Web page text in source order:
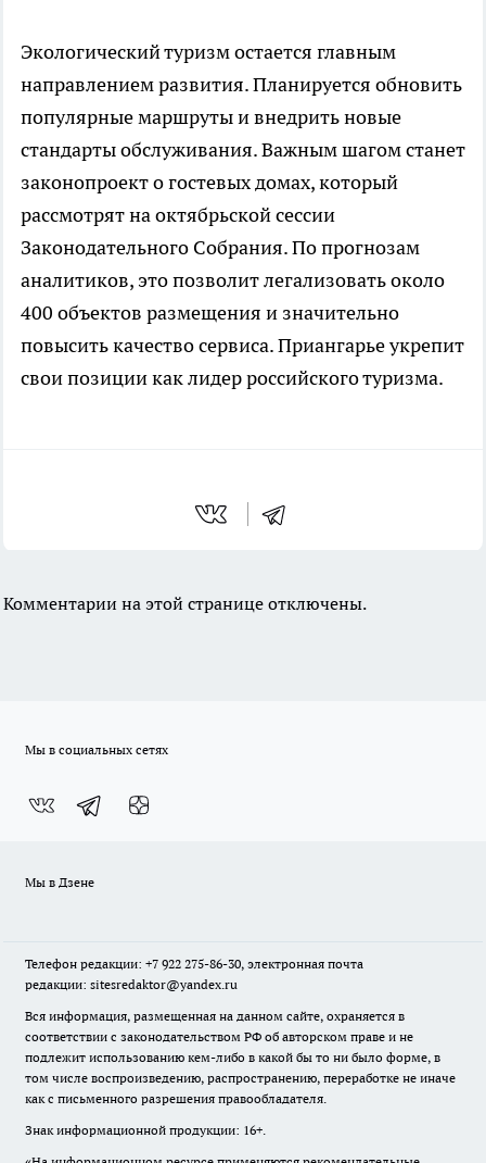
Экологический туризм остается главным
направлением развития. Планируется обновить
популярные маршруты и внедрить новые
стандарты обслуживания. Важным шагом станет
законопроект о гостевых домах, который
рассмотрят на октябрьской сессии
Законодательного Собрания. По прогнозам
аналитиков, это позволит легализовать около
400 объектов размещения и значительно
повысить качество сервиса. Приангарье укрепит
свои позиции как лидер российского туризма.
Комментарии на этой странице отключены.
Мы в социальных сетях
Мы в Дзене
Телефон редакции: +7 922 275-86-30, электронная почта
редакции: sitesredaktor@yandex.ru
Вся информация, размещенная на данном сайте, охраняется в
соответствии с законодательством РФ об авторском праве и не
подлежит использованию кем-либо в какой бы то ни было форме, в
том числе воспроизведению, распространению, переработке не иначе
как с письменного разрешения правообладателя.
Знак информационной продукции: 16+.